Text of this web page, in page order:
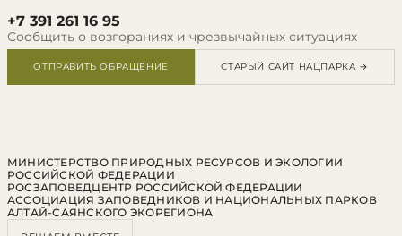
+7 391 261 16 95
Сообщить о возгораниях и чрезвычайных ситуациях
ОТПРАВИТЬ ОБРАЩЕНИЕ СТАРЫЙ САЙТ НАЦПАРКА →
МИНИСТЕРСТВО ПРИРОДНЫХ РЕСУРСОВ И ЭКОЛОГИИ
РОССИЙСКОЙ ФЕДЕРАЦИИ
РОСЗАПОВЕДЦЕНТР РОССИЙСКОЙ ФЕДЕРАЦИИ
АССОЦИАЦИЯ ЗАПОВЕДНИКОВ И НАЦИОНАЛЬНЫХ ПАРКОВ
АЛТАЙ-САЯНСКОГО ЭКОРЕГИОНА